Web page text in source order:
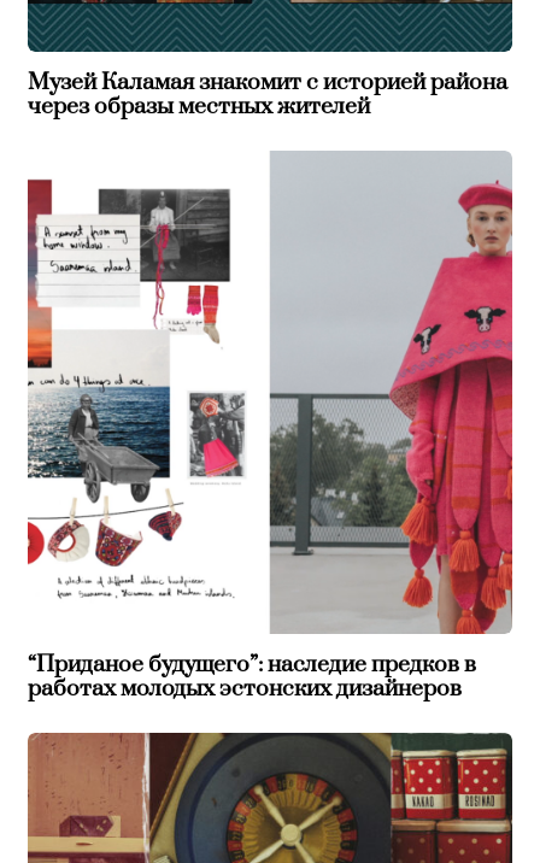
Музей Каламая знакомит с историей района
через образы местных жителей
“Приданое будущего”: наследие предков в
работах молодых эстонских дизайнеров